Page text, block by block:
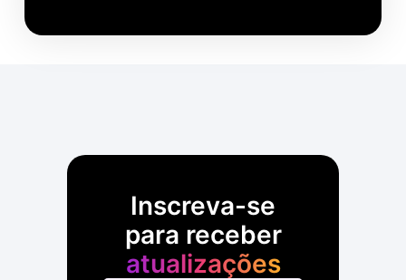
Inscreva-se
para receber
atualizações